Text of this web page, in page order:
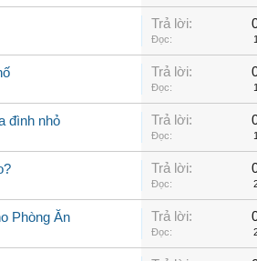
Trả lời:
Đọc: 1
Trả lời:
Đọc: 1
đình nhỏ Trả lời:
Đọc: 1
Trả lời:
Đọc:
Phòng Ăn Trả lời:
Đọc: